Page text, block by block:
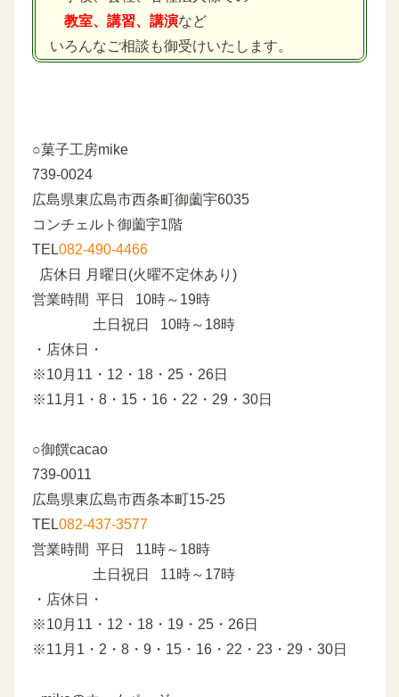
教室、講習、講演など
いろんなご相談も御受けいたします。
○菓子工房mike
739-0024
広島県東広島市西条町御薗宇6035
コンチェルト御薗宇1階
TEL082-490-4466
店休日 月曜日(火曜不定休あり)
営業時間 平日 10時～19時
土日祝日 10時～18時
・店休日・
※10月11・12・18・25・26日
※11月1・8・15・16・22・29・30日
○御饌cacao
739-0011
広島県東広島市西条本町15-25
TEL082-437-3577
営業時間 平日 11時～18時
土日祝日 11時～17時
・店休日・
※10月11・12・18・19・25・26日
※11月1・2・8・9・15・16・22・23・29・30日